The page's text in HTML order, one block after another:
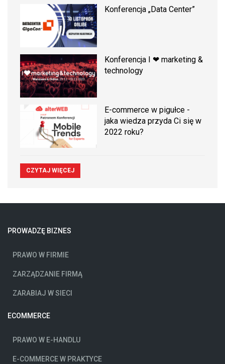
Konferencja „Data Center”
Konferencja I ❤ marketing &
technology
E-commerce w pigułce -
jaka wiedza przyda Ci się w
2022 roku?
CZYTAJ WIĘCEJ
PROWADZĘ BIZNES
PRAWO W FIRMIE
ZARZĄDZANIE FIRMĄ
ZARABIAJ W SIECI
ECOMMERCE
PRAWO W E-HANDLU
E-COMMERCE W PRAKTYCE